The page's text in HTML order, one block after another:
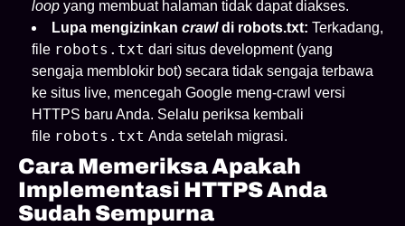
loop yang membuat halaman tidak dapat diakses.
Lupa mengizinkan crawldi robots.txt: Terkadang,
file robots.txt dari situs development (yang
sengaja memblokir bot) secara tidak sengaja terbawa
ke situs live, mencegah Google meng-crawl versi
HTTPS baru Anda. Selalu periksa kembali
file robots.txt Anda setelah migrasi.
Cara Memeriksa Apakah
Implementasi HTTPS Anda
Sudah Sempurna